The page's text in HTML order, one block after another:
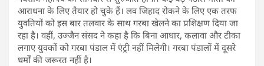
आराधना के लिए तैयार हो चुके हैं। लव जिहाद रोकने के लिए एक तरफ
युवतियों को इस बार तलवार के साथ गरबा खेलने का प्रशिक्षण दिया जा
रहा है। वहीं, उज्जैन संसद ने कहा है कि बिना आधार, कलावा और टीका
लगाए युवकों को गरबा पंडाल में एंट्री नहीं मिलेगी। गरबा पंडालों में दूसरे
धर्मों की जरूरत नहीं है।